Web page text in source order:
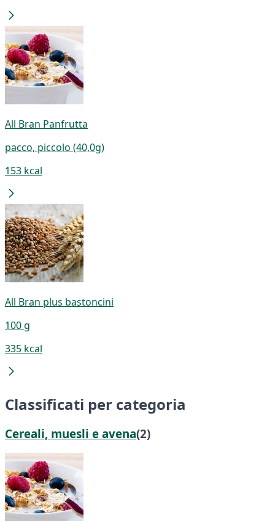
All Bran Panfrutta
pacco, piccolo (40,0g)
153 kcal
All Bran plus bastoncini
100 g
335 kcal
Classificati per categoria
Cereali, muesli e avena(2)